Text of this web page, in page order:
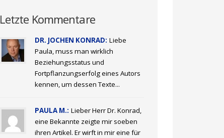
Letzte Kommentare
DR. JOCHEN KONRAD: Liebe
Paula, muss man wirklich
Beziehungsstatus und
Fortpflanzungserfolg eines Autors
kennen, um dessen Texte...
PAULA M.: Lieber Herr Dr. Konrad,
eine Bekannte zeigte mir soeben
ihren Artikel. Er wirft in mir eine für